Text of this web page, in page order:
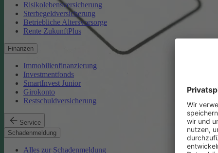
Risikolebensversicherung
Sterbegeldversicherung
Betriebliche Altersvorsorge
Rente ZukunftPlus
Finanzen
Immobilienfinanzierung
Investmentfonds
SmartInvest Junior
Girokonto
Restschuldversicherung
Service
Schadenmeldung
Alles zur Schadenmeldung